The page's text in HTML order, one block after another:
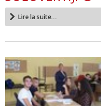
Lire la suite…